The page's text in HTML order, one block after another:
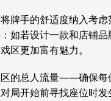
牌手的舒适度纳入考
如若设计一款和店铺
区更加富有魅力。
的总人流量——确保每
局开始前寻找座位时发